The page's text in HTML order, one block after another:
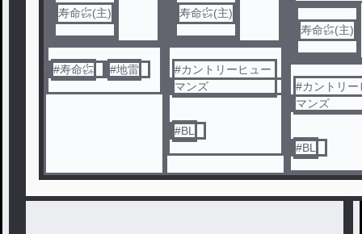
寿命㌫(主)
#寿命㌫ #地雷
寿命㌫(主)
#カントリーヒュー
マンズ
#BL
歌させて！
寿命㌫(主)
#カントリー
マンズ
#BL